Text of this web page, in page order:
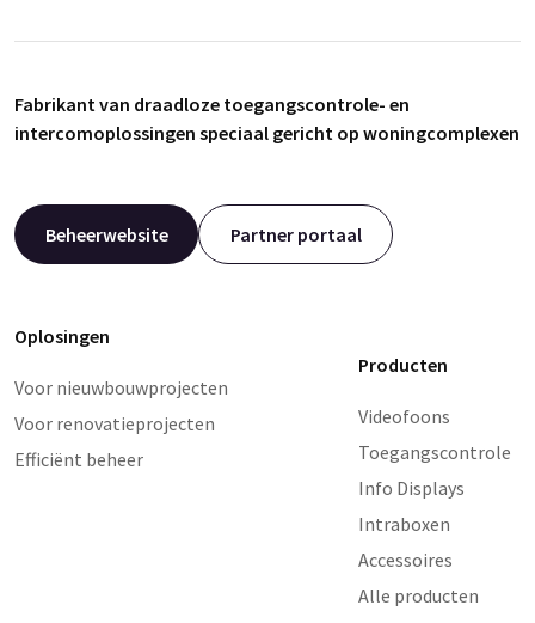
Fabrikant van draadloze toegangscontrole- en
intercomoplossingen speciaal gericht op woningcomplexen
Beheerwebsite Partner portaal
Oplosingen
Voor nieuwbouwprojecten
Voor renovatieprojecten
Efficiënt beheer
Producten
Videofoons
Toegangscontrole
Info Displays
Intraboxen
Accessoires
Alle producten